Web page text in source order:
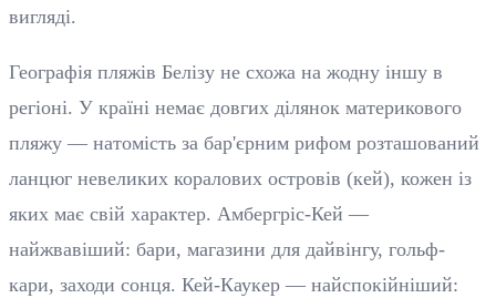
вигляді.
Географія пляжів Белізу не схожа на жодну іншу в
регіоні. У країні немає довгих ділянок материкового
пляжу — натомість за бар'єрним рифом розташований
ланцюг невеликих коралових островів (кей), кожен із
яких має свій характер. Амбергріс-Кей —
найжвавіший: бари, магазини для дайвінгу, гольф-
кари, заходи сонця. Кей-Каукер — найспокійніший: